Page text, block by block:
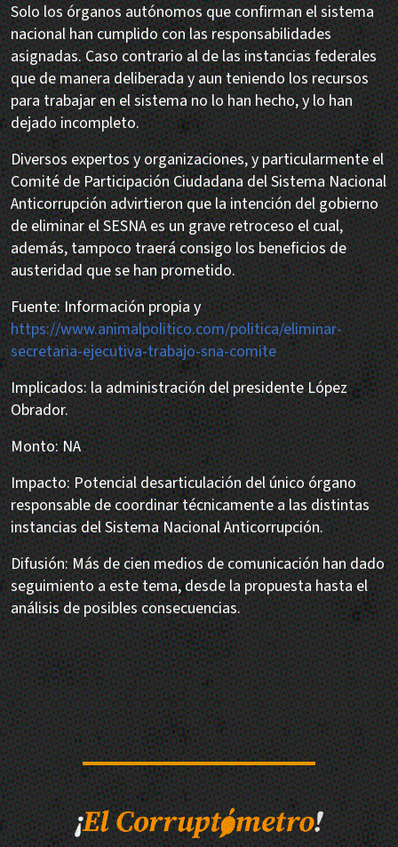
Solo los órganos autónomos que confirman el sistema
nacional han cumplido con las responsabilidades
asignadas. Caso contrario al de las instancias federales
que de manera deliberada y aun teniendo los recursos
para trabajar en el sistema no lo han hecho, y lo han
dejado incompleto.
Diversos expertos y organizaciones, y particularmente el
Comité de Participación Ciudadana del Sistema Nacional
Anticorrupción advirtieron que la intención del gobierno
de eliminar el SESNA es un grave retroceso el cual,
además, tampoco traerá consigo los beneficios de
austeridad que se han prometido.
Fuente: Información propia y
https://www.animalpolitico.com/politica/eliminar-
secretaria-ejecutiva-trabajo-sna-comite
Implicados: la administración del presidente López
Obrador.
Monto: NA
Impacto: Potencial desarticulación del único órgano
responsable de coordinar técnicamente a las distintas
instancias del Sistema Nacional Anticorrupción.
Difusión: Más de cien medios de comunicación han dado
seguimiento a este tema, desde la propuesta hasta el
análisis de posibles consecuencias.